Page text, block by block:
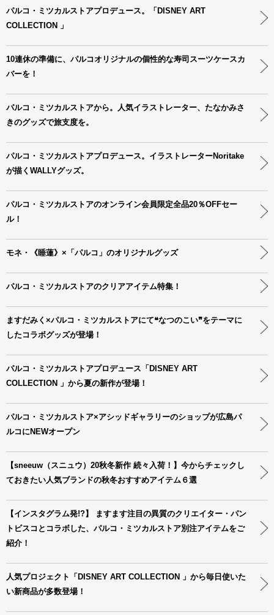
パルコ・ミツカルストアプロデュース。「DISNEY ART
COLLECTION 」
10連休の準備に、パルコオリジナルの個性的な寿司スーツケースカ
バーを！
パルコ・ミツカルストアから。人気イラストレーター、たなかみさ
きのグッズで旅支度を。
パルコ・ミツカルストアプロデュース。イラストレーターNoritake
が描くWALLYグッズ。
パルコ・ミツカルストアのオンライン会員限定全品20％OFFセー
ル！
モネ・《睡蓮》×「パルコ」のオリジナルグッズ
パルコ・ミツカルストアのクリアアイテム特集！
ますだみく×パルコ・ミツカルストアにて❝なつのこい❞をテーマに
したコラボグッズが登場！
パルコ・ミツカルストアプロデュース「DISNEY ART
COLLECTION 」から夏の新作が登場！
パルコ・ミツカルストア×アシッドギャラリーのショップが広島パ
ルコにNEWオープン
【sneeuw（スニュウ）20秋冬新作 続々入荷！】今からチェックし
ておきたい人気ブランドの秋冬おすすめアイテム６選
【インスタグラム発!?】 ますます注目の異質のクリエイター・パン
トビスコとコラボした、パルコ・ミツカルストア別注アイテムをご
紹介！
人気プロジェクト「DISNEY ART COLLECTION 」から毎日使いた
い新商品が多数登場！